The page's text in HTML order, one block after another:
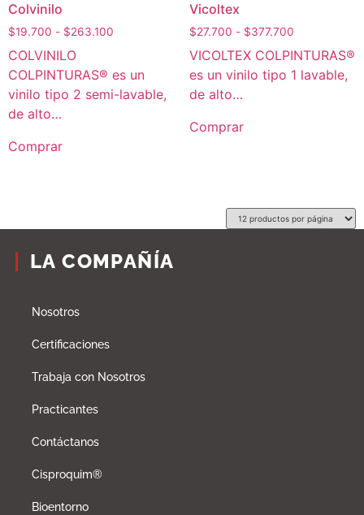
Colvinilo
$19.700 - $263.100
COLVINILO
COLPINTURAS® es un
vinilo tipo 2 semi-lavable,
de alto…
Comprar
Vicoltex
$27.700 - $377.700
VICOLTEX COLPINTURAS®
es un vinilo tipo 1 lavable,
de alto…
Comprar
LA COMPAÑÍA
Nosotros
Certificaciones
Trabaja con Nosotros
Practicantes
Contáctanos
Cisproquim®
Bioentorno